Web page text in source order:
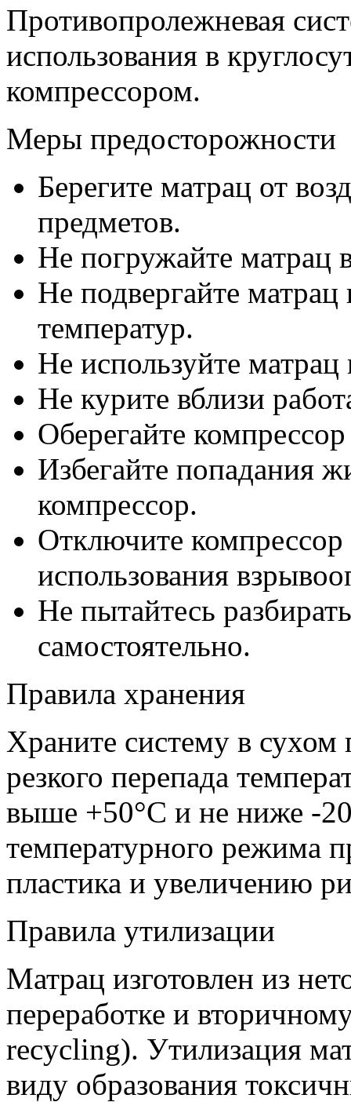
Противопролежневая
использования в
компрессором.
Меры предосторожности
Берегите матрац от
предметов.
Не погружайте матрац
Не подвергайте
температур.
Не используйте
Не курите вблизи
Оберегайте
Избегайте попадания
компрессор.
Отключите компрессор
использования
Не пытайтесь
самостоятельно.
Правила хранения
Храните систему в
резкого перепада
выше +50°С и не ниже -
температурного режима
пластика и увеличению
Правила утилизации
Матрац изготовлен из
переработке и
recycling). Утилизация
виду образования